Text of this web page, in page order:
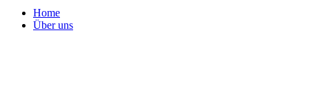
Home
Über uns